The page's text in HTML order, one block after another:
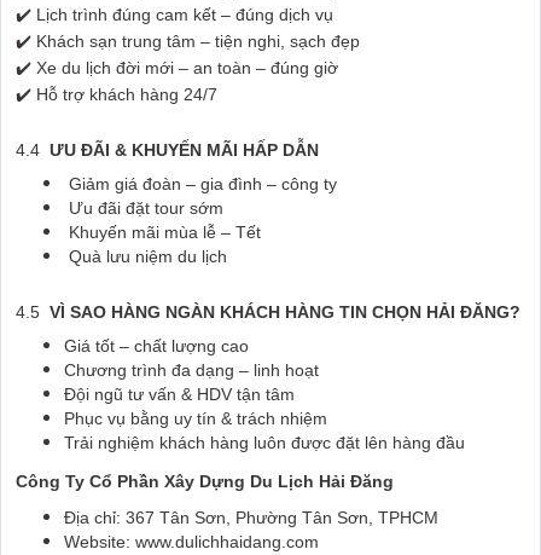
✔️ Lịch trình đúng cam kết – đúng dịch vụ
✔️ Khách sạn trung tâm – tiện nghi, sạch đẹp
✔️ Xe du lịch đời mới – an toàn – đúng giờ
✔️ Hỗ trợ khách hàng 24/7
4.4 ƯU ĐÃI & KHUYẾN MÃI HẤP DẪN
Giảm giá đoàn – gia đình – công ty
Ưu đãi đặt tour sớm
Khuyến mãi mùa lễ – Tết
Quà lưu niệm du lịch
4.5 VÌ SAO HÀNG NGÀN KHÁCH HÀNG TIN CHỌN HẢI ĐĂNG?
Giá tốt – chất lượng cao
Chương trình đa dạng – linh hoạt
Đội ngũ tư vấn & HDV tận tâm
Phục vụ bằng uy tín & trách nhiệm
Trải nghiệm khách hàng luôn được đặt lên hàng đầu
Công Ty Cổ Phần Xây Dựng Du Lịch Hải Đăng
Địa chỉ: 367 Tân Sơn, Phường Tân Sơn, TPHCM
Website: www.dulichhaidang.com